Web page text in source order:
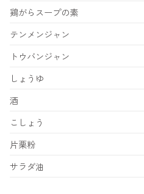
鶏がらスープの素
テンメンジャン
トウバンジャン
しょうゆ
酒
こしょう
片栗粉
サラダ油